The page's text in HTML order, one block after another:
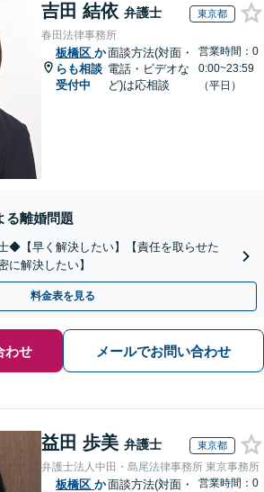
吉田 結依 弁護士 東京都
春田法律事務所
板橋区 か
らも相談
受付中
面談方法(対面・
電話・ビデオな
ど)は応相談
営業時間：0
0:00~23:59
（平日）
る離婚問題
◆【早く解決したい】【責任を取らせた
に解決したい】
料金表を見る
わせ メールでお問い合わせ
益田 歩美 弁護士 東京都
弁護士法人中田・島尾法律事務所 東京事務所
板橋区 か面談方法(対面・
営業時間：0